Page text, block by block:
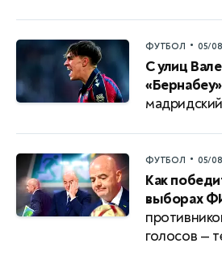
ФУТБОЛ • 05/
С улиц
ФУТБОЛ • 05/
Как
выборах
голосов —